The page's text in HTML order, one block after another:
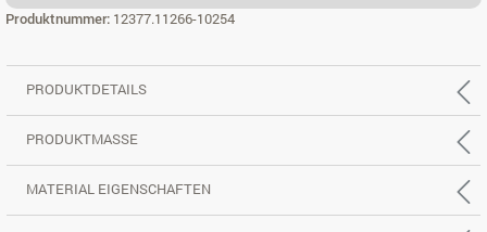
Produktnummer: 12377.11266-10254
PRODUKTDETAILS
PRODUKTMASSE
MATERIAL EIGENSCHAFTEN